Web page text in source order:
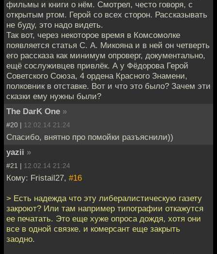
фильмы и книги о нём. Смотрел, често говоря, с
открытым ртом. Герой со всех сторон. Рассказывать
не буду, это надо видеть.
Так вот, через некоторое время в Комсомолке
появляется статья С. А. Микояна и в ней он четверть
его рассказа как минимум опроверг, документально,
ещё сослуживцев привлёк. А у Фёдорова Герой
Советского Союза, 4 ордена Красного Знамени,
полковник в отставке. Вот и что это было? Зачем эти
сказки ему нужны были?
The DarK One »
#20 | 12.02.14 21:24
Спасибо, внятно про помойки разъяснили))
yazii »
#21 | 12.02.14 21:24
Кому: Fristail27, #16
> Есть надежда что эту либералистическую газету
закроют? Или там например типографии откажутся
ее печатать. Это еще хуже опроса дождя, хотя они
все в одной связке. и комерсант еще закрыть
заодно.